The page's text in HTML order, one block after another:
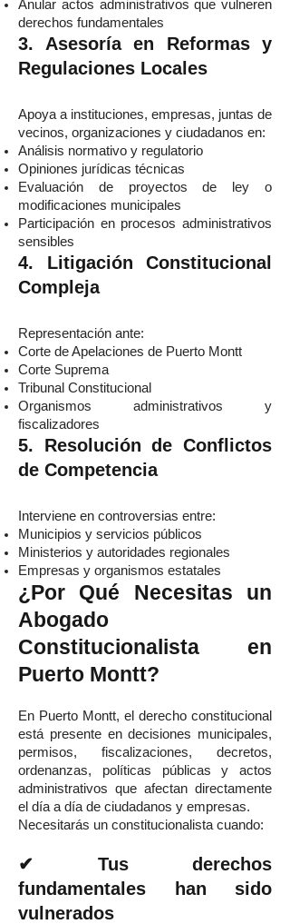
Anular actos administrativos que vulneren
derechos fundamentales
3. Asesoría en Reformas y
Regulaciones Locales
Apoya a instituciones, empresas, juntas de
vecinos, organizaciones y ciudadanos en:
Análisis normativo y regulatorio
Opiniones jurídicas técnicas
Evaluación de proyectos de ley o
modificaciones municipales
Participación en procesos administrativos
sensibles
4. Litigación Constitucional
Compleja
Representación ante:
Corte de Apelaciones de Puerto Montt
Corte Suprema
Tribunal Constitucional
Organismos administrativos y
fiscalizadores
5. Resolución de Conflictos
de Competencia
Interviene en controversias entre:
Municipios y servicios públicos
Ministerios y autoridades regionales
Empresas y organismos estatales
¿Por Qué Necesitas un
Abogado
Constitucionalista en
Puerto Montt?
En Puerto Montt, el derecho constitucional
está presente en decisiones municipales,
permisos, fiscalizaciones, decretos,
ordenanzas, políticas públicas y actos
administrativos que afectan directamente
el día a día de ciudadanos y empresas.
Necesitarás un constitucionalista cuando:
✔ Tus derechos
fundamentales han sido
vulnerados